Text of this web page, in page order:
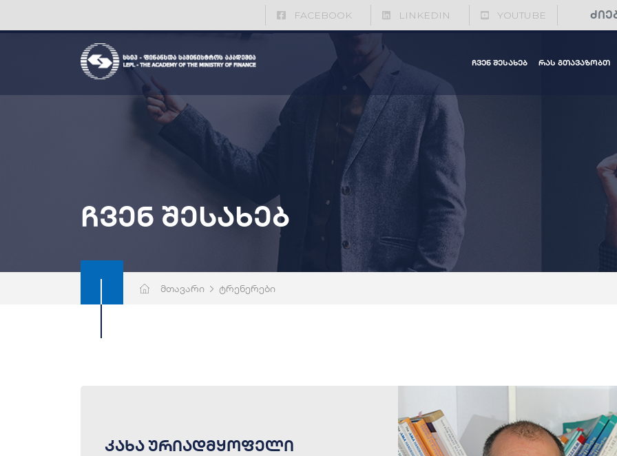
FACEBOOK LINKEDIN YOUTUBE
ჩვენ შესახებ რას გთავაზობთ
ჩვენ შესახებ
მთავარი ტრენერები
კახა ურიადმყოფელი